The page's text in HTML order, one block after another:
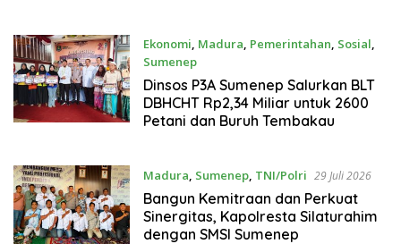
Ekonomi, Madura, Pemerintahan, Sosial,
Sumenep
29 Juli 2026
Dinsos P3A Sumenep Salurkan BLT
DBHCHT Rp2,34 Miliar untuk 2600
Petani dan Buruh Tembakau
Madura, Sumenep, TNI/Polri 29 Juli 2026
Bangun Kemitraan dan Perkuat
Sinergitas, Kapolresta Silaturahim
dengan SMSI Sumenep